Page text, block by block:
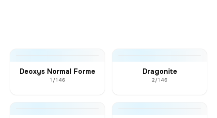
Deoxys Normal Forme
1/146
Dragonite
2/146